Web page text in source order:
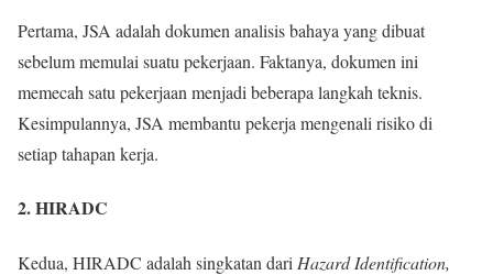
Pertama, JSA adalah dokumen analisis bahaya yang dibuat
sebelum memulai suatu pekerjaan. Faktanya, dokumen ini
memecah satu pekerjaan menjadi beberapa langkah teknis.
Kesimpulannya, JSA membantu pekerja mengenali risiko di
setiap tahapan kerja.
2. HIRADC
Kedua, HIRADC adalah singkatan dari Hazard Identification,